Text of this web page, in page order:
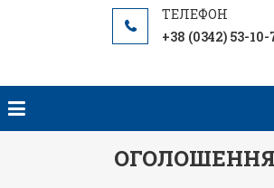
+38 (0342) 53-10-